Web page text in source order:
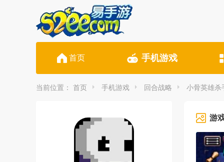
首页 手机游戏
当前位置： 首页 手机游戏 回合战略 小骨英雄杀
游